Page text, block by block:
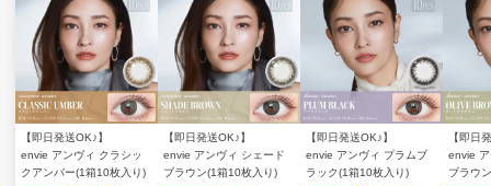
【即日発送OK♪】
envie アンヴィ クラシッ
クアンバー(1箱10枚入り)
【即日発送OK♪】
envie アンヴィ シェード
ブラウン(1箱10枚入り)
【即日発送OK♪】
envie アンヴィ プラムブ
ラック(1箱10枚入り)
【即日
envie
ブラウ